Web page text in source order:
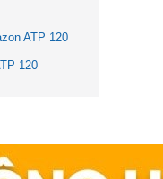
ATP 120
120